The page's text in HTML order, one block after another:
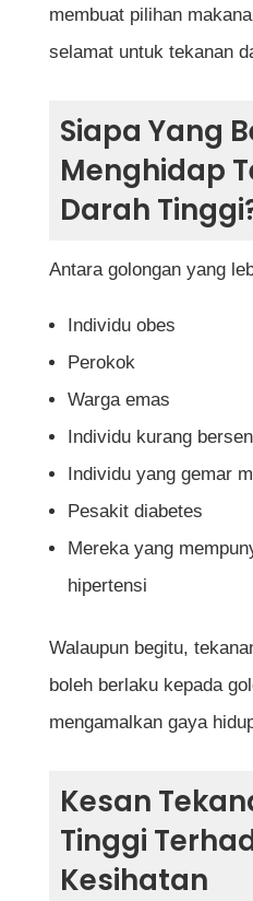
membuat pilihan
selamat untuk tekanan
Siapa Yang
Menghidap
Darah
Antara golongan yang
Individu obes
Perokok
Warga emas
Individu kurang
Individu yang gemar
Pesakit diabetes
Mereka yang
hipertensi
Walaupun begitu,
boleh berlaku kepada
mengamalkan gaya
Kesan
Tinggi
Kesihatan